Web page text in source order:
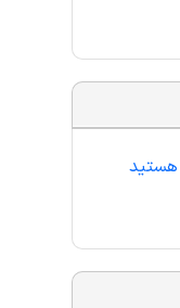
هستید